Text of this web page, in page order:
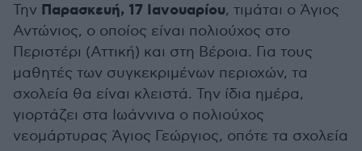
Την Παρασκευή, 17 Ιανουαρίου, τιμάται ο Άγιος
Αντώνιος, ο οποίος είναι πολιούχος στο
Περιστέρι (Αττική) και στη Βέροια. Για τους
μαθητές των συγκεκριμένων περιοχών, τα
σχολεία θα είναι κλειστά. Την ίδια ημέρα,
γιορτάζει στα Ιωάννινα ο πολιούχος
νεομάρτυρας Άγιος Γεώργιος, οπότε τα σχολεία